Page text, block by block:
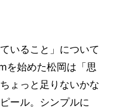
いること」について
を始めた松岡は「思
ょっと足りないかな
ール。シンプルに